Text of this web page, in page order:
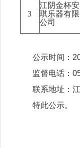
3
江阴金杯安
琪乐器有限
公司
公示时间：
监督电话：
联系地址：
特此公示。